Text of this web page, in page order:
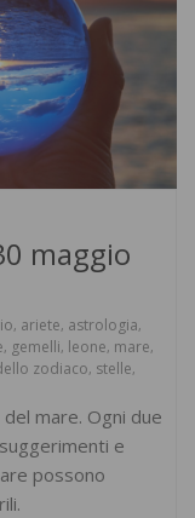
maggio
, ariete, astrologia,
, gemelli, leone, mare,
zodiaco, stelle,
mare. Ogni due
e
possono